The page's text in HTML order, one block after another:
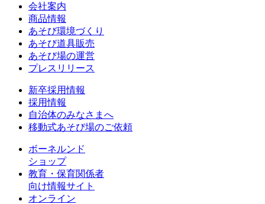
会社案内
商品情報
あそび環境づくり
あそび道具販売
あそび場の運営
プレスリリース
新卒採用情報
採用情報
自治体のみなさまへ
移動式あそび場のご依頼
ボーネルンド
ショップ
教育・保育関係者
向け情報サイト
オンライン